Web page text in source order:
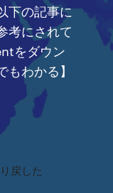
下の記事に
考にされて
をダウン
わかる】
戻した